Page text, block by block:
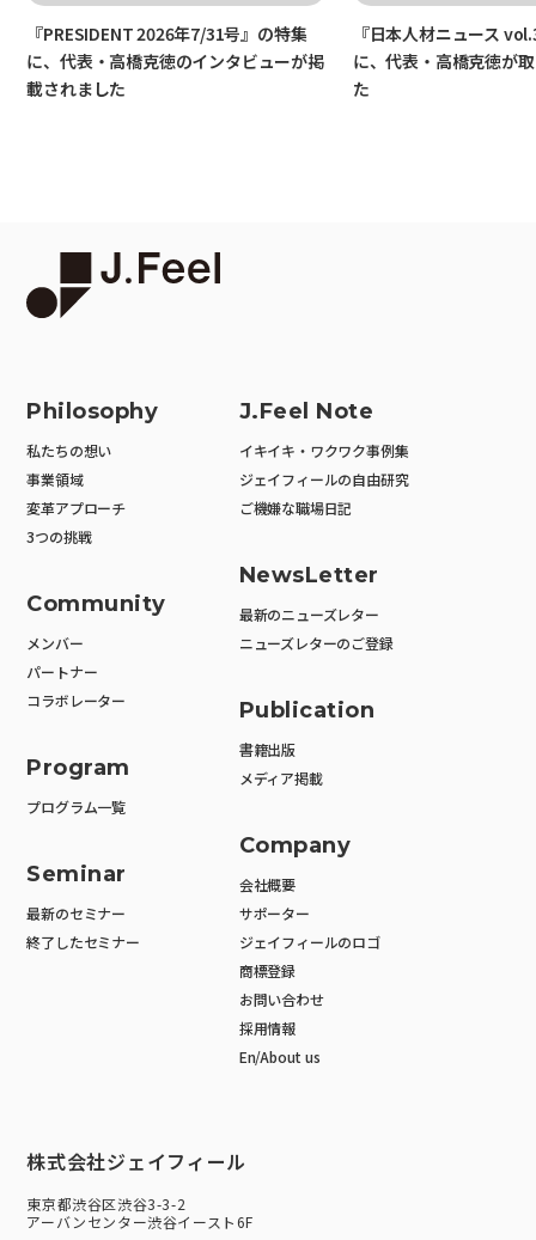
『PRESIDENT 2026年7/31号』の特集
に、代表・高橋克徳のインタビューが掲
載されました
『日本人材ニュース
に、代表・高橋克徳が
た
Philosophy
私たちの想い
事業領域
変革アプローチ
3つの挑戦
Community
メンバー
パートナー
コラボレーター
Program
プログラム一覧
Seminar
最新のセミナー
終了したセミナー
J.Feel Note
イキイキ・ワクワク事例集
ジェイフィールの自由研究
ご機嫌な職場日記
NewsLetter
最新のニューズレター
ニューズレターのご登録
Publication
書籍出版
メディア掲載
Company
会社概要
サポーター
ジェイフィールのロゴ
商標登録
お問い合わせ
採用情報
En/About us
株式会社ジェイフィール
東京都渋谷区渋谷3-3-2
アーバンセンター渋谷イースト6F